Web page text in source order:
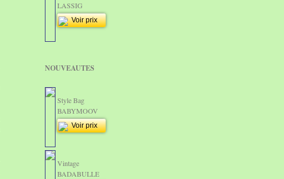
LASSIG
Voir prix
NOUVEAUTES
Style Bag
BABYMOOV
Voir prix
Vintage
BADABULLE